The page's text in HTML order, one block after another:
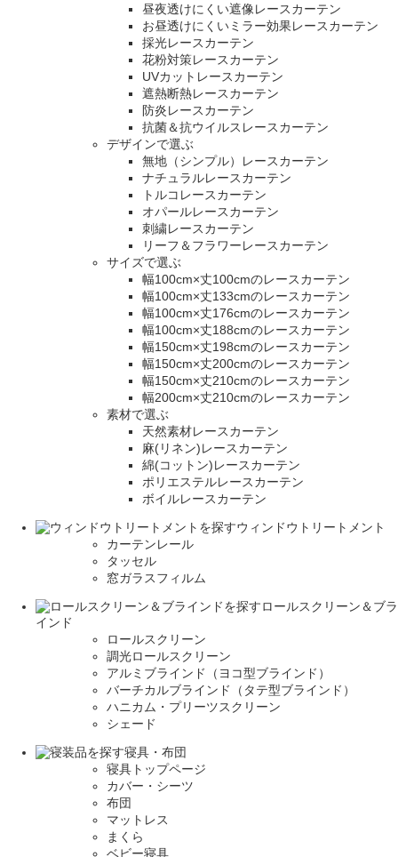
昼夜透けにくい遮像レースカーテン
お昼透けにくいミラー効果レースカーテン
採光レースカーテン
花粉対策レースカーテン
UVカットレースカーテン
遮熱断熱レースカーテン
防炎レースカーテン
抗菌＆抗ウイルスレースカーテン
デザインで選ぶ
無地（シンプル）レースカーテン
ナチュラルレースカーテン
トルコレースカーテン
オパールレースカーテン
刺繍レースカーテン
リーフ＆フラワーレースカーテン
サイズで選ぶ
幅100cm×丈100cmのレースカーテン
幅100cm×丈133cmのレースカーテン
幅100cm×丈176cmのレースカーテン
幅100cm×丈188cmのレースカーテン
幅150cm×丈198cmのレースカーテン
幅150cm×丈200cmのレースカーテン
幅150cm×丈210cmのレースカーテン
幅200cm×丈210cmのレースカーテン
素材で選ぶ
天然素材レースカーテン
麻(リネン)レースカーテン
綿(コットン)レースカーテン
ポリエステルレースカーテン
ボイルレースカーテン
ウィンドウトリートメント
カーテンレール
タッセル
窓ガラスフィルム
ロールスクリーン＆ブラ
インド
ロールスクリーン
調光ロールスクリーン
アルミブラインド（ヨコ型ブラインド）
バーチカルブラインド（タテ型ブラインド）
ハニカム・プリーツスクリーン
シェード
寝具・布団
寝具トップページ
カバー・シーツ
布団
マットレス
まくら
ベビー寝具